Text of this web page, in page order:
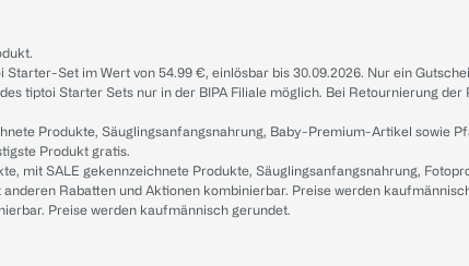
Set im Wert von 54.99 €, einlösbar bis 30.09.2026. Nur ein
tiptoi Starter Sets nur in der BIPA Filiale möglich. Bei Retournierung
Produkte, Säuglingsanfangsnahrung, Baby-Premium-Artikel sowie
Produkt gratis.
mit SALE gekennzeichnete Produkte, Säuglingsanfangsnahrung,
Rabatten und Aktionen kombinierbar. Preise werden
Preise werden kaufmännisch gerundet.